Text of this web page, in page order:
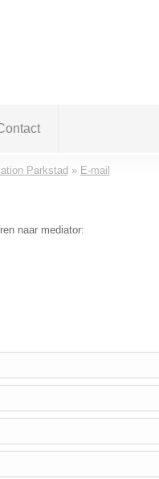
Parkstad » E-mail
naar mediator: